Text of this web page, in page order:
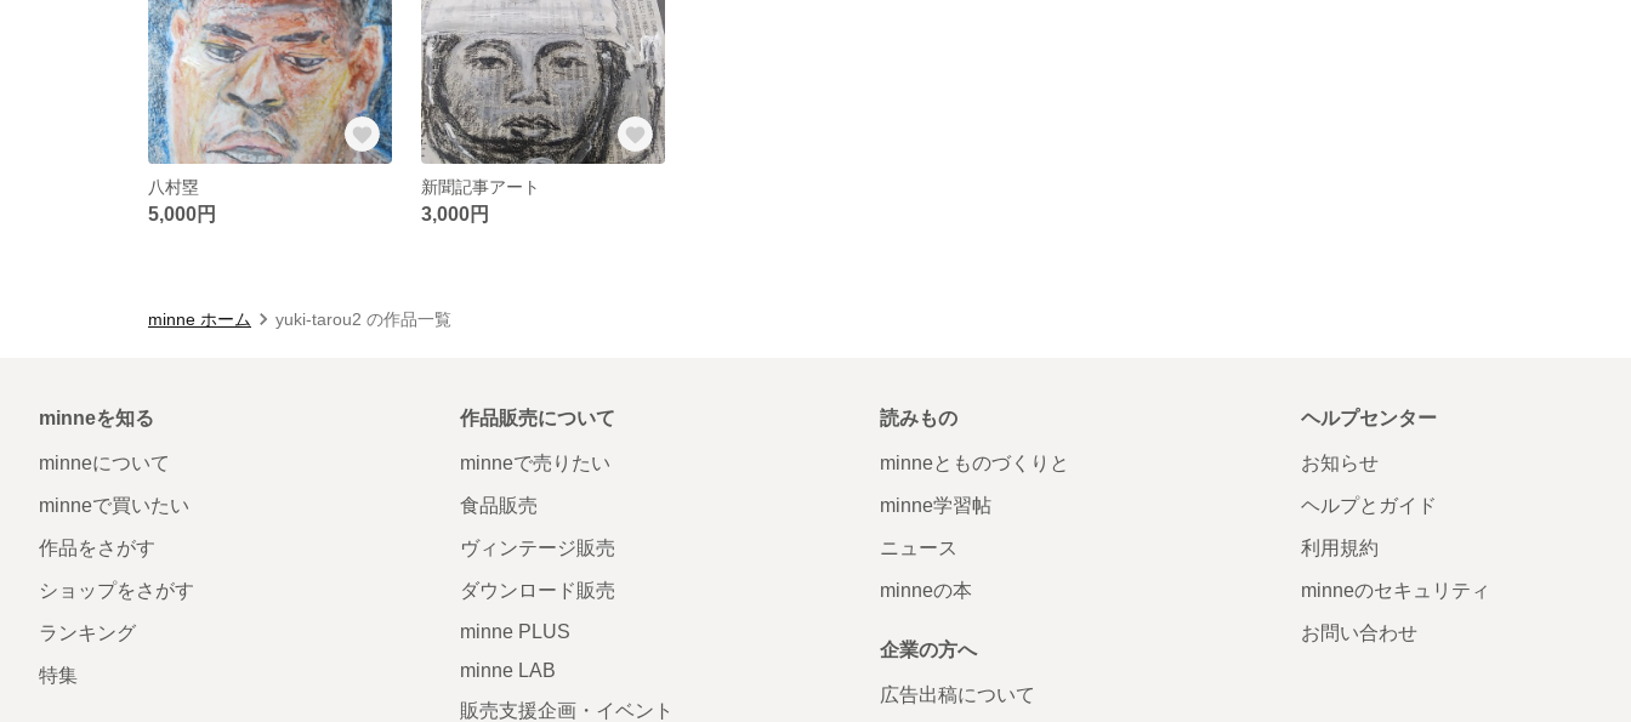
八村塁
5,000円
新聞記事アート
3,000円
minne ホーム yuki-tarou2 の作品一覧
minneを知る
minneについて
minneで買いたい
作品をさがす
ショップをさがす
ランキング
特集
作品販売について
minneで売りたい
食品販売
ヴィンテージ販売
ダウンロード販売
minne PLUS
minne LAB
販売支援企画・イベント
読みもの
minneとものづくりと
minne学習帖
ニュース
minneの本
企業の方へ
広告出稿について
ヘルプセンター
お知らせ
ヘルプとガイド
利用規約
minneのセキュリティ
お問い合わせ